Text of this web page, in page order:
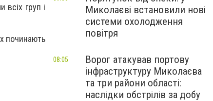
всіх груп і
починають
Миколаєві встановили нові
системи охолодження
повітря
Ворог атакував портову
інфраструктуру Миколаєва
та три райони області:
наслідки обстрілів за добу
08:05